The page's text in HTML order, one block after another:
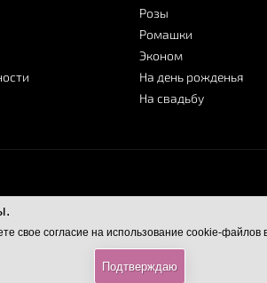
свое согласие на использование cookie-файлов
Подтверждаю
Розы
Ромашки
Эконом
На день рожденья
На свадьбу